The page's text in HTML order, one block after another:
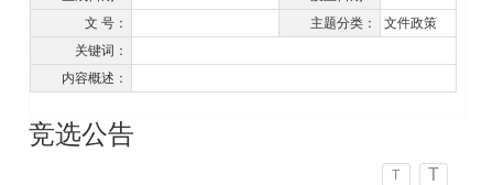
文 号：
主题分类：
文件政策
关键词：
内容概述：
竞选公告
T T